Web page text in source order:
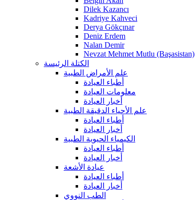
Dilek Kazancı
Kadriye Kahveci
Derya Gökçınar
Deniz Erdem
Nalan Demir
Nevzat Mehmet Mutlu (Başasistan)
الكتلة الرئيسة
علم الأمراض الطبية
أطباء العيادة
معلومات العيادة
أخبار العيادة
علم الأحياء الدقيقة الطبية
أطباء العيادة
أخبار العيادة
الكيمياء الحيوية الطبية
أطباء العيادة
أخبار العيادة
عيادة الأشعة
أطباء العيادة
أخبار العيادة
الطب النووي